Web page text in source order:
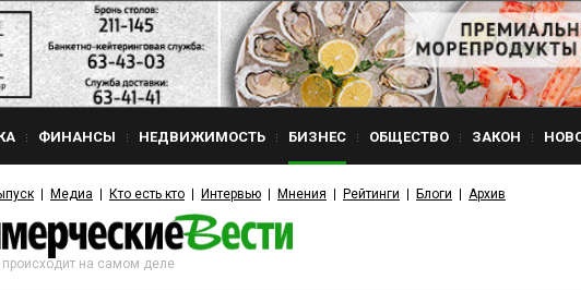
ФИНАНСЫ НЕДВИЖИМОСТЬ БИЗНЕС ОБЩЕСТВО ЗАКОН
Медиа Кто есть кто Интервью Мнения Рейтинги Блоги Архив
происходит на самом деле